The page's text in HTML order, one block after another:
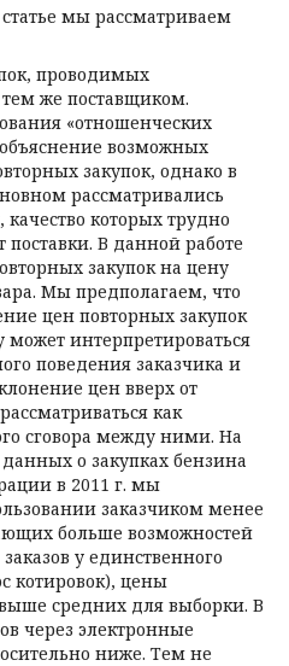
мы рассматриваем
проводимых
же поставщиком.
«отношенческих
возможных
закупок, однако в
рассматривались
которых трудно
В данной работе
закупок на цену
Мы предполагаем, что
цен повторных закупок
интерпретироваться
поведения заказчика и
цен вверх от
как
сговора между ними. На
о закупках бензина
в 2011 г. мы
заказчиком менее
больше возможностей
у единственного
ко­тировок), цены
средних для выборки. В
через электронные
ниже. Тем не